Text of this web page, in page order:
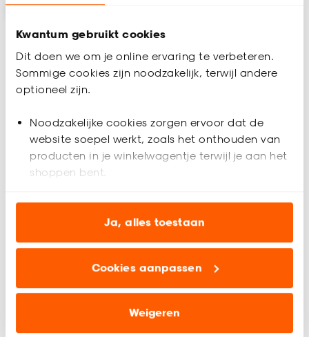
Kwantum gebruikt cookies
Dit doen we om je online ervaring te verbeteren.
Sommige cookies zijn noodzakelijk, terwijl andere
optioneel zijn.
Noodzakelijke cookies zorgen ervoor dat de
website soepel werkt, zoals het onthouden van
producten in je winkelwagentje terwijl je aan het
shoppen bent.
Analytische cookies (optioneel) helpen ons de
website te verbeteren voor jou en al onze andere
Marketing cookies (optioneel) laten jou
relevante informatie en aanbiedingen zien op
advertenties en communicatie.
Ja, alles toestaan
Cookies aanpassen
Weigeren
(0)
130.70
+2
Verduisterend
4(3)
62.